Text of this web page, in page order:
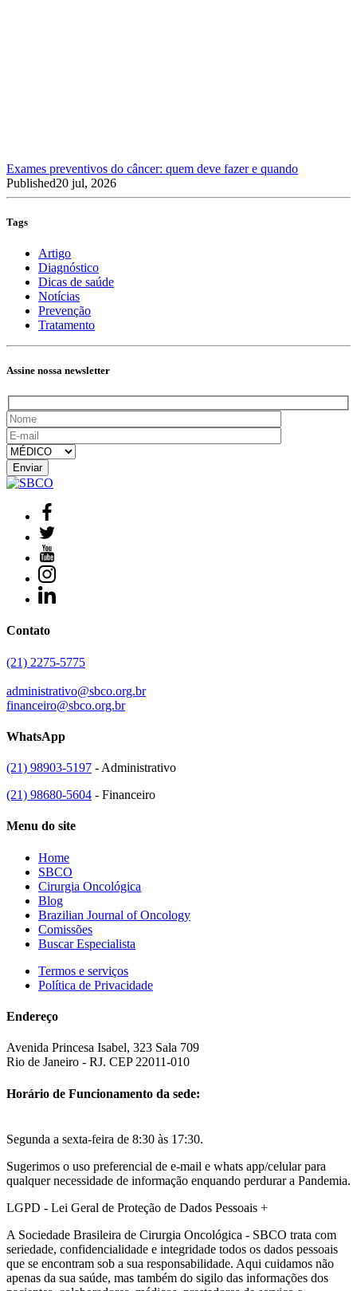
Exames preventivos do câncer: quem deve fazer e quando
Published20 jul, 2026
Tags
Artigo
Diagnóstico
Dicas de saúde
Notícias
Prevenção
Tratamento
Assine nossa newsletter
Contato
(21) 2275-5775
administrativo@sbco.org.br
financeiro@sbco.org.br
WhatsApp
(21) 98903-5197 - Administrativo
(21) 98680-5604 - Financeiro
Menu do site
Home
SBCO
Cirurgia Oncológica
Blog
Brazilian Journal of Oncology
Comissões
Buscar Especialista
Termos e serviços
Política de Privacidade
Endereço
Avenida Princesa Isabel, 323 Sala 709
Rio de Janeiro - RJ. CEP 22011-010
Horário de Funcionamento da sede:
Segunda a sexta-feira de 8:30 às 17:30.
Sugerimos o uso preferencial de e-mail e whats app/celular para
qualquer necessidade de informação enquando perdurar a Pandemia.
LGPD - Lei Geral de Proteção de Dados Pessoais +
A Sociedade Brasileira de Cirurgia Oncológica - SBCO trata com
seriedade, confidencialidade e integridade todos os dados pessoais
que se encontram sob a sua responsabilidade. Aqui cuidamos não
apenas da sua saúde, mas também do sigilo das informações dos